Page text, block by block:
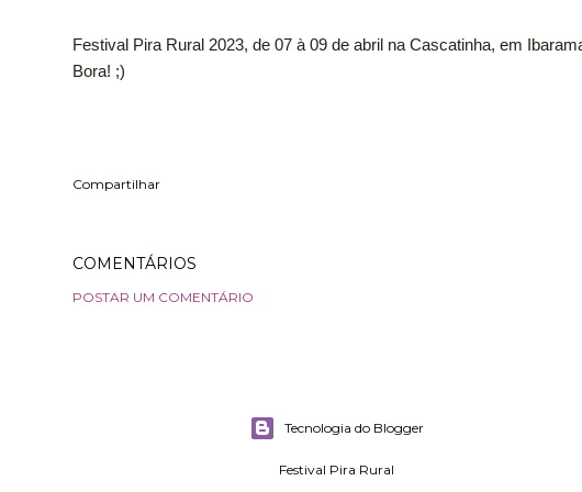
Festival Pira Rural 2023, de 07 à 09 de abril na Cascatinha, em
Bora! ;)
Compartilhar
COMENTÁRIOS
POSTAR UM COMENTÁRIO
Tecnologia do Blogger
Festival Pira Rural